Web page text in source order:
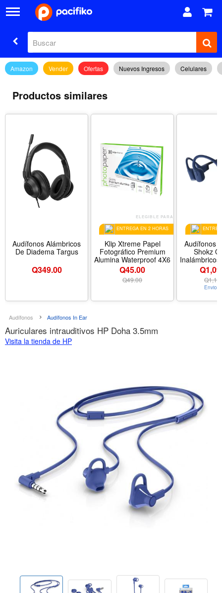
Amazon Vender Ofertas Nuevos Ingresos Celulares
Productos similares
Audífonos Alámbricos
De Diadema Targus
Q349.00
ELEGIBLE PARA
ENTREGA EN 2 HORAS
Klip Xtreme Papel
Fotográfico Premium
Alumina Waterproof 4X6
Q45.00
Q49.00
Audífonos
Shokz
Q
Envio
Audífonos Audífonos In Ear
Auriculares intrauditivos HP Doha 3.5mm
Visita la tienda de HP